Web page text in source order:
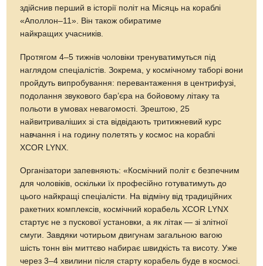
здійснив перший в історії політ на Місяць на кораблі
«Аполлон–11». Він також обиратиме
найкращих учасників.
Протягом 4–5 тижнів чоловіки тренуватимуться під
наглядом спеціалістів. Зокрема, у космічному таборі вони
пройдуть випробування: перевантаження в центрифузі,
подолання звукового бар’єра на бойовому літаку та
польоти в умовах невагомості. Зрештою, 25
найвитриваліших зі ста відвідають тритижневий курс
навчання і на годину полетять у космос на кораблі
XCOR LYNX.
Організатори запевняють: «Космічний політ є безпечним
для чоловіків, оскільки їх професійно готуватимуть до
цього найкращі спеціалісти. На відміну від традиційних
ракетних комплексів, космічний корабель XCOR LYNX
стартує не з пускової установки, а як літак — зі злітної
смуги. Завдяки чотирьом двигунам загальною вагою
шість тонн він миттєво набирає швидкість та висоту. Уже
через 3–4 хвилини після старту корабель буде в космосі.